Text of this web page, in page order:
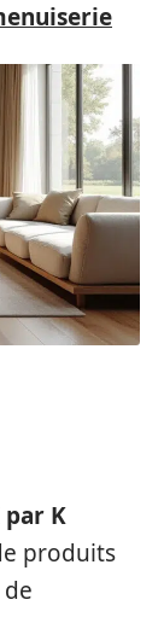
par K
produits